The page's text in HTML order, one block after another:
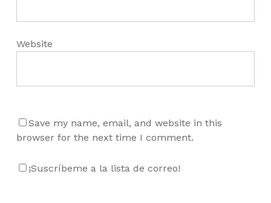
Website
Save my name, email, and website in this
browser for the next time I comment.
¡Suscríbeme a la lista de correo!